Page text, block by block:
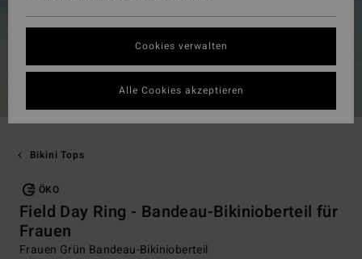
Bikini Tops
ÖKO
Field Day Ring - Bandeau-Bikinioberteil für
Frauen
Frauen Grün Bandeau-Bikinioberteil
Cookies verwalten
Alle Cookies akzeptieren